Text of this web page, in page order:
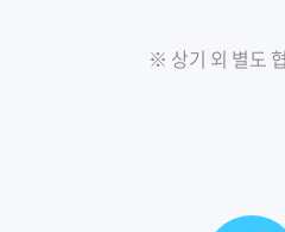
※ 상기 외 별도